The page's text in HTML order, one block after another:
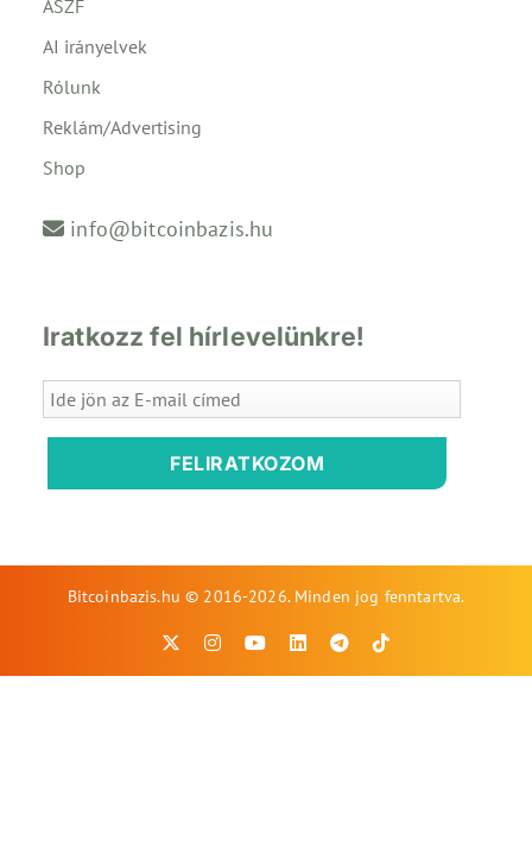
ÁSZF
AI irányelvek
Rólunk
Reklám/Advertising
Shop
info@bitcoinbazis.hu
Iratkozz fel hírlevelünkre!
FELIRATKOZOM
Bitcoinbazis.hu © 2016-2026. Minden jog fenntartva.